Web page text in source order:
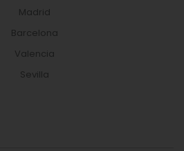
Madrid
Barcelona
Valencia
Sevilla